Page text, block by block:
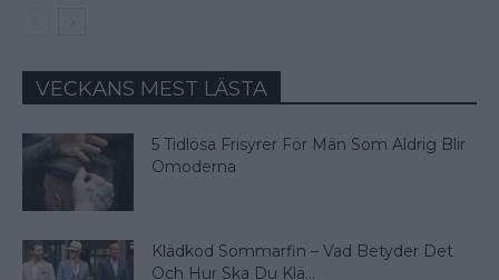
VECKANS MEST LÄSTA
5 Tidlösa Frisyrer För Män Som Aldrig Blir
Omoderna
Klädkod Sommarfin – Vad Betyder Det
Och Hur Ska Du Klä...